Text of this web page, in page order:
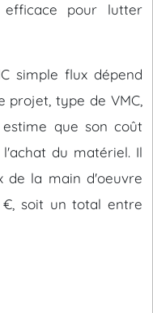
efficace pour lutter
simple flux dépend
type de VMC,
que son coût
du matériel. Il
de la main d'oeuvre
soit un total entre